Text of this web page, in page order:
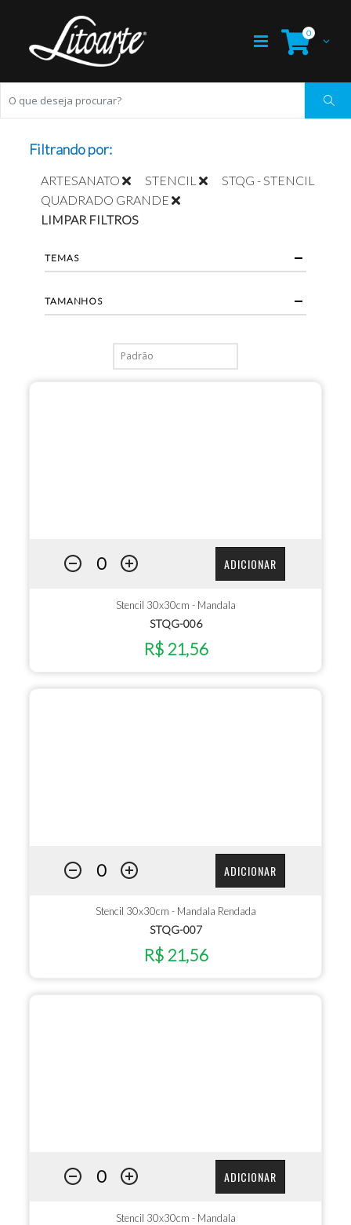
0
ADICIONAR
Stencil 30x30cm - Mandala
STQG-006
R$ 21,56
ADICIONAR
Stencil 30x30cm - Mandala Rendada
STQG-007
R$ 21,56
ADICIONAR
Stencil 30x30cm - Mandala
Filtrando por:
ARTESANATO STENCIL
STQG - STENCIL
QUADRADO GRANDE
LIMPAR FILTROS
TEMAS
TAMANHOS